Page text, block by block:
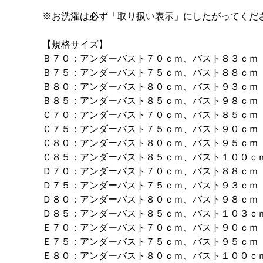
※お洗濯は必ず「取り扱い表示」にしたがってくだ
【規格サイズ】
Ｂ７０：アンダーバスト７０ｃｍ、バスト８３ｃｍ
Ｂ７５：アンダーバスト７５ｃｍ、バスト８８ｃｍ
Ｂ８０：アンダーバスト８０ｃｍ、バスト９３ｃｍ
Ｂ８５：アンダーバスト８５ｃｍ、バスト９８ｃｍ
Ｃ７０：アンダーバスト７０ｃｍ、バスト８５ｃｍ
Ｃ７５：アンダーバスト７５ｃｍ、バスト９０ｃｍ
Ｃ８０：アンダーバスト８０ｃｍ、バスト９５ｃｍ
Ｃ８５：アンダーバスト８５ｃｍ、バスト１００ｃ
Ｄ７０：アンダーバスト７０ｃｍ、バスト８８ｃｍ
Ｄ７５：アンダーバスト７５ｃｍ、バスト９３ｃｍ
Ｄ８０：アンダーバスト８０ｃｍ、バスト９８ｃｍ
Ｄ８５：アンダーバスト８５ｃｍ、バスト１０３ｃ
Ｅ７０：アンダーバスト７０ｃｍ、バスト９０ｃｍ
Ｅ７５：アンダーバスト７５ｃｍ、バスト９５ｃｍ
Ｅ８０：アンダーバスト８０ｃｍ、バスト１００ｃ